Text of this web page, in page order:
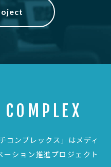
コンプレックス」は メディ
ション推進プロジェクト